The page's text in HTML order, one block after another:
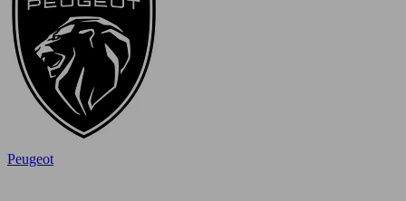
Peugeot